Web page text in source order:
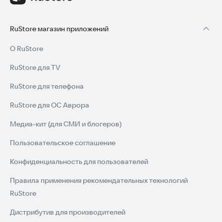
RuStore магазин приложений
О RuStore
RuStore для TV
RuStore для телефона
RuStore для ОС Аврора
Медиа-кит (для СМИ и блогеров)
Пользовательское соглашение
Конфиденциальность для пользователей
Правила применения рекомендательных технологий
RuStore
Дистрибутив для производителей